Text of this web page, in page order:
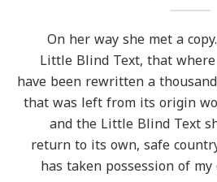
On her way she met a
Little Blind Text, that
have been rewritten a
that was left from its origin
and the Little Blind Text
return to its own, safe
has taken possession of